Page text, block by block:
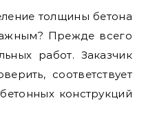
толщины бетона
Прежде всего
работ. Заказчик
соответствует
конструкций